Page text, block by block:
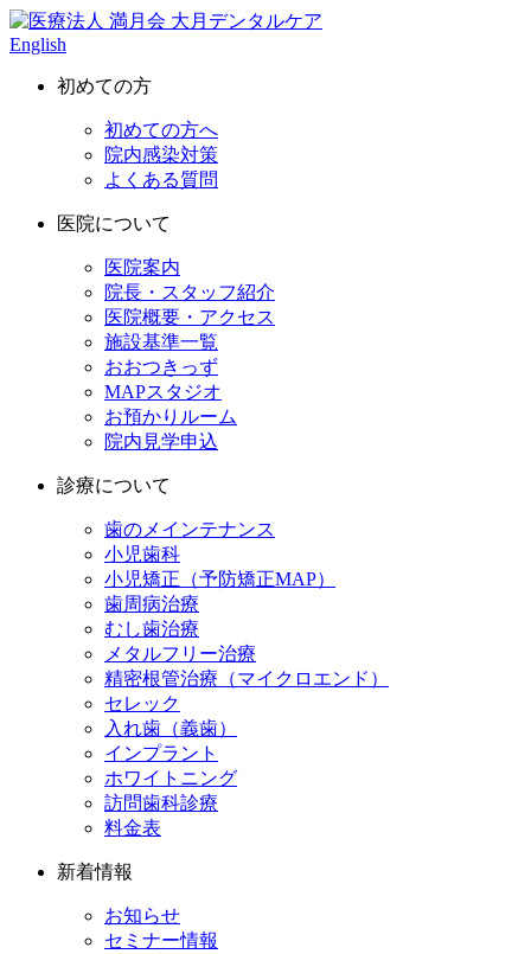
English
初めての方
初めての方へ
院内感染対策
よくある質問
医院について
医院案内
院長・スタッフ紹介
医院概要・アクセス
施設基準一覧
おおつきっず
MAPスタジオ
お預かりルーム
院内見学申込
診療について
歯のメインテナンス
小児歯科
小児矯正（予防矯正MAP）
歯周病治療
むし歯治療
メタルフリー治療
精密根管治療（マイクロエンド）
セレック
入れ歯（義歯）
インプラント
ホワイトニング
訪問歯科診療
料金表
新着情報
お知らせ
セミナー情報